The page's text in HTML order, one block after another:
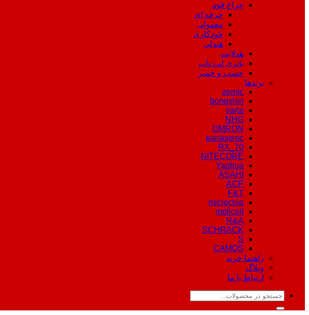
چراغ قوه
حرفه ای
معمولی
خودکاری
هندلی
هدلایت
باتری لپ تاپ
چسب و خمیر
برندها
zemic
bongshin
varta
NHG
OMRON
panasonic
RX_70
NITECORE
Yaohua
ASAHI
ACP
F&T
microchip
molicell
R&A
SCHRACK
S
CAMOS
راهنما خرید
وبلاگ
ارتباط با ما
جستجو